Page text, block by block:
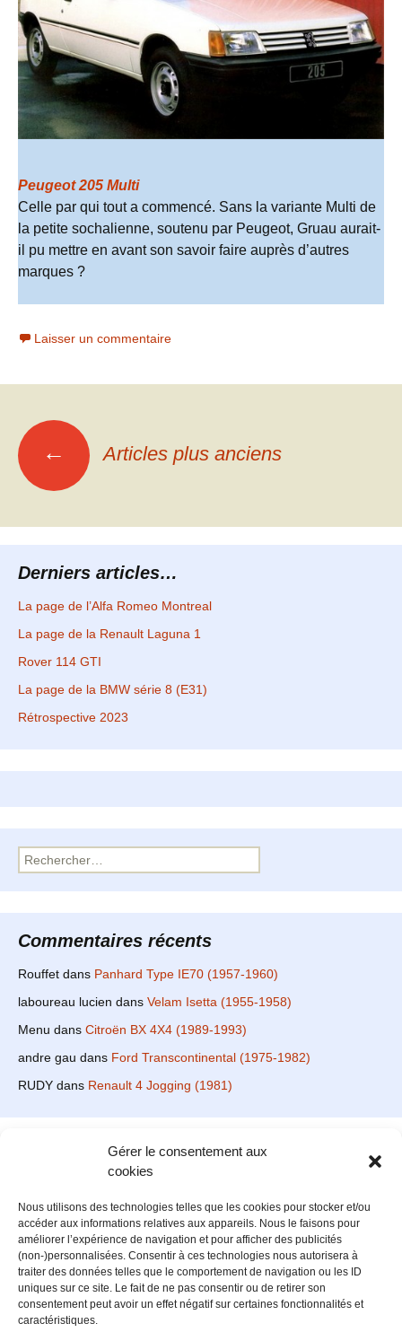
Gérer le consentement aux
cookies
Nous utilisons des technologies telles que les cookies pour stocker et/ou
accéder aux informations relatives aux appareils. Nous le faisons pour
améliorer l’expérience de navigation et pour afficher des publicités
(non-)personnalisées. Consentir à ces technologies nous autorisera à
traiter des données telles que le comportement de navigation ou les ID
uniques sur ce site. Le fait de ne pas consentir ou de retirer son
consentement peut avoir un effet négatif sur certaines fonctionnalités et
caractéristiques.
Peugeot 205 Multi
Celle par qui tout a commencé. Sans la variante Multi de
la petite sochalienne, soutenu par Peugeot, Gruau aurait-
il pu mettre en avant son savoir faire auprès d’autres
marques ?
Laisser un commentaire
Navigation
des
articles
← Articles plus anciens
Derniers articles…
La page de l’Alfa Romeo Montreal
La page de la Renault Laguna 1
Rover 114 GTI
La page de la BMW série 8 (E31)
Rétrospective 2023
Rechercher :
Commentaires récents
Rouffet dans Panhard Type IE70 (1957-1960)
laboureau lucien dans Velam Isetta (1955-1958)
Menu dans Citroën BX 4X4 (1989-1993)
andre gau dans Ford Transcontinental (1975-1982)
RUDY dans Renault 4 Jogging (1981)
Le site en quelques mots
nombreuses années, j'ai commencé à partager ma passion sur
internet à partir de 2009 au travers d'un blog qui a connu un
relatif succès. Fin 2013, je décide de prendre mon autonomie et
me lancer avec mon propre site : l'Automobile Ancienne.
Me contacter : alex(at)lautomobileancienne.com